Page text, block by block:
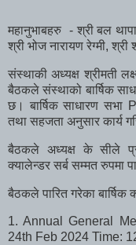
महानुभाबहरु - श्री बल
श्री भोज नारायण रेग्मी, श्री
संस्थाकी अध्यक्ष श्रीमती
बैठकले संस्थाको बार्षिक
छ। बार्षिक साधारण सभा
तथा सहजता अनुसार कार्य
बैठकले अध्यक्ष के सीले
क्यालेन्डर सर्ब सम्मत रुपमा
बैठकले पारित गरेका बार्षिक
1. Annual General
24th Feb 2024 Time: